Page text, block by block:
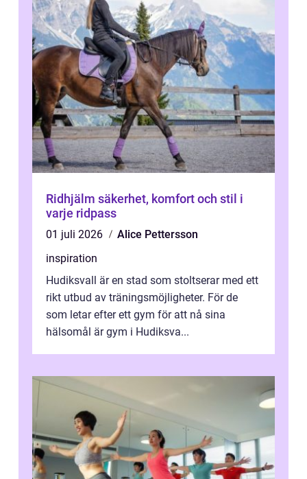
Ridhjälm säkerhet, komfort och stil i
varje ridpass
01 juli 2026
Alice Pettersson
inspiration
Hudiksvall är en stad som stoltserar med ett
rikt utbud av träningsmöjligheter. För de
som letar efter ett gym för att nå sina
hälsomål är gym i Hudiksva...